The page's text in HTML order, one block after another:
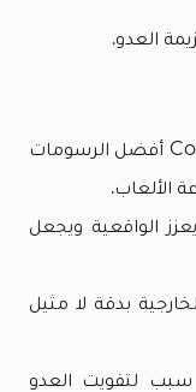
العدو.
يقدم Combat Master MOD APK أفضل الرسومات
الألعاب.
الواقعية ويجعل
بدقة لا مثيل
لتفويت العدو